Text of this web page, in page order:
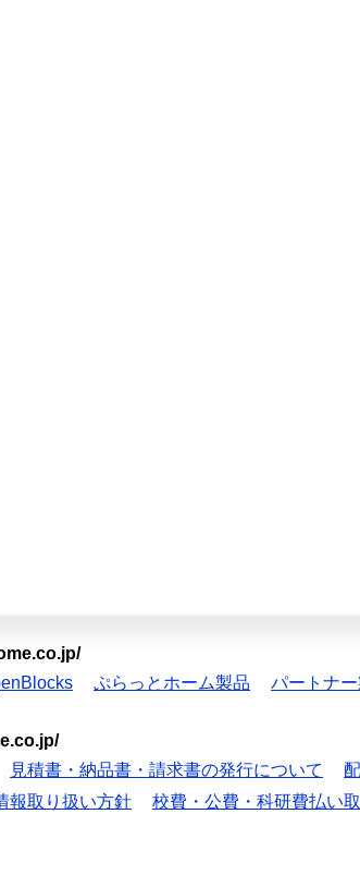
ぷらっとホーム製品 パートナ
見積書・納品書・請求書の発行について
報取り扱い方針 校費・公費・科研費払い